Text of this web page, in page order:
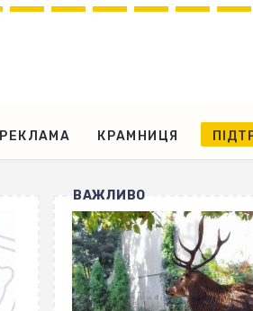
РЕКЛАМА КРАМНИЦЯ
ВАЖЛИВО